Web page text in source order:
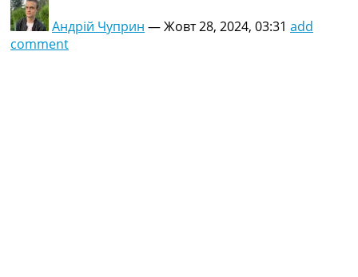
Андрій Чуприн —Жовт 28, 2024, 03:31 add
comment